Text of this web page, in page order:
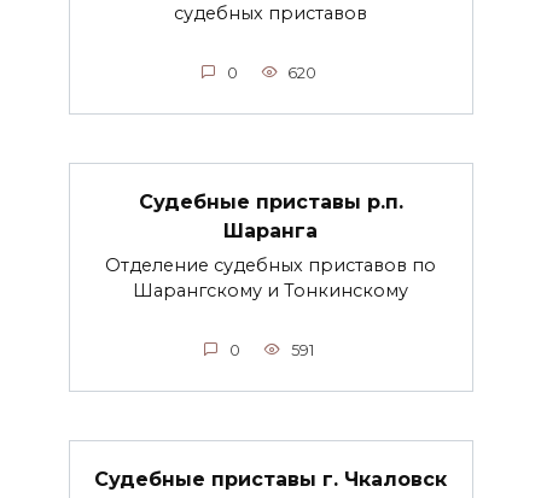
судебных приставов
0 620
Судебные приставы р.п.
Шаранга
Отделение судебных приставов по
Шарангскому и Тонкинскому
0 591
Судебные приставы г. Чкаловск